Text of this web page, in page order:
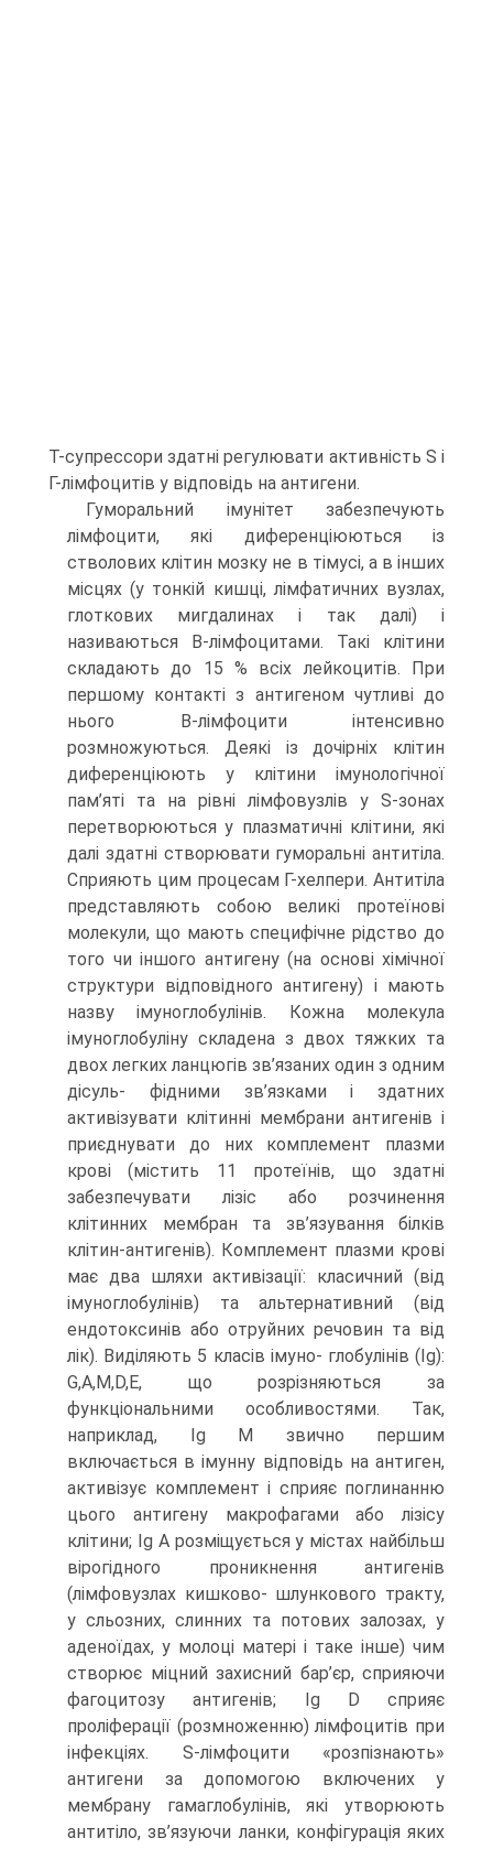
Т-супрессори здатні регулювати активність S і
Г-лімфоцитів у відповідь на антигени.
Гуморальний імунітет забезпечують
лімфоцити, які диференціюються із
стволових клітин мозку не в тімусі, а в інших
місцях (у тонкій кишці, лімфатичних вузлах,
глоткових мигдалинах і так далі) і
називаються В-лімфоцитами. Такі клітини
складають до 15 % всіх лейкоцитів. При
першому контакті з антигеном чутливі до
нього В-лімфоцити інтенсивно
розмножуються. Деякі із дочірніх клітин
диференціюють у клітини імунологічної
пам’яті та на рівні лімфовузлів у S-зонах
перетворюються у плазматичні клітини, які
далі здатні створювати гуморальні антитіла.
Сприяють цим процесам Г-хелпери. Антитіла
представляють собою великі протеїнові
молекули, що мають специфічне рідство до
того чи іншого антигену (на основі хімічної
структури відповідного антигену) і мають
назву імуноглобулінів. Кожна молекула
імуноглобуліну складена з двох тяжких та
двох легких ланцюгів зв’язаних один з одним
дісуль- фідними зв’язками і здатних
активізувати клітинні мембрани антигенів і
приєднувати до них комплемент плазми
крові (містить 11 протеїнів, що здатні
забезпечувати лізіс або розчинення
клітинних мембран та зв’язування білків
клітин-антигенів). Комплемент плазми крові
має два шляхи активізації: класичний (від
імуноглобулінів) та альтернативний (від
ендотоксинів або отруйних речовин та від
лік). Виділяють 5 класів імуно- глобулінів (Ig):
G,A,M,D,E, що розрізняються за
функціональними особливостями. Так,
наприклад, Ig M звично першим
включається в імунну відповідь на антиген,
активізує комплемент і сприяє поглинанню
цього антигену макрофагами або лізісу
клітини; Ig A розміщується у містах найбільш
вірогідного проникнення антигенів
(лімфовузлах кишково- шлункового тракту,
у сльозних, слинних та потових залозах, у
аденоїдах, у молоці матері і таке інше) чим
створює міцний захисний бар’єр, сприяючи
фагоцитозу антигенів; Ig D сприяє
проліферації (розмноженню) лімфоцитів при
інфекціях. S-лімфоцити «розпізнають»
антигени за допомогою включених у
мембрану гамаглобулінів, які утворюють
антитіло, зв’язуючи ланки, конфігурація яких